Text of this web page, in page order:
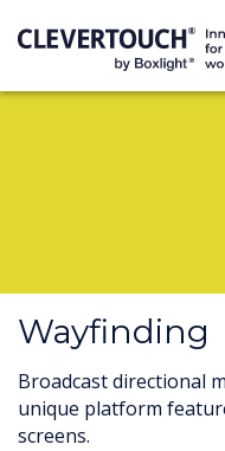
Wayfinding
Broadcast directional
unique platform
screens.